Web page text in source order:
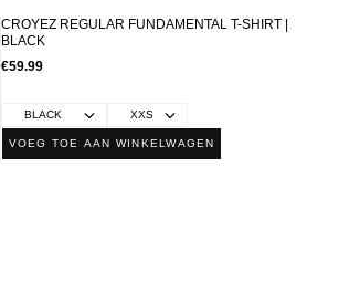
CROYEZ REGULAR FUNDAMENTAL T-SHIRT |
BLACK
€59.99
VOEG TOE AAN WINKELWAGEN